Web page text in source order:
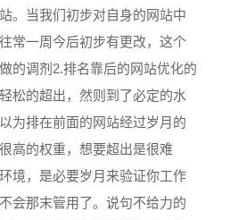
。当我们初步对自身的网站中
常一周今后初步有更改，这个
的调剂2.排名靠后的网站优化的
松的超出，然则到了必定的水
为排在前面的网站经过岁月的
高的权重，想要超出是很难
境，是必要岁月来验证你工作
会那末管用了。说句不给力的